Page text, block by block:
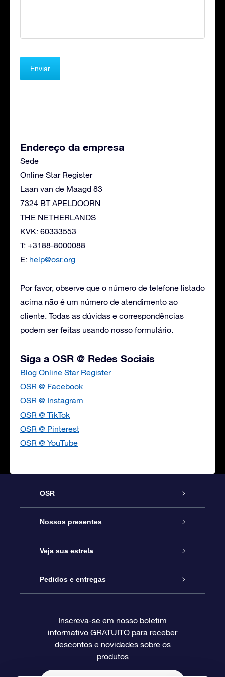
Endereço da empresa
Sede
Online Star Register
Laan van de Maagd 83
7324 BT APELDOORN
THE NETHERLANDS
KVK: 60333553
T: +3188-8000088
E: help@osr.org
Por favor, observe que o número de telefone listado
acima não é um número de atendimento ao
cliente. Todas as dúvidas e correspondências
podem ser feitas usando nosso formulário.
Siga a OSR @ Redes Sociais
Blog Online Star Register
OSR @ Facebook
OSR @ Instagram
OSR @ TikTok
OSR @ Pinterest
OSR @ YouTube
OSR
Serviço
Entre em contato conosco
Blog
Avaliações
Nossos presentes
Presente estrelar on-line
Pacote de presente da OSR
O cartão de presente da OSR
Presentes corporativos
Veja sua estrela
Star Register
Página estelar personalizada
Um Milhão de Estrelas
Pedidos e entregas
Informações de pagamento
Inscreva-se em nosso boletim
informativo GRATUITO para receber
descontos e novidades sobre os
produtos